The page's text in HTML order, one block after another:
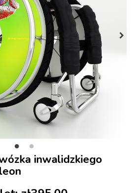
inwalidzkiego